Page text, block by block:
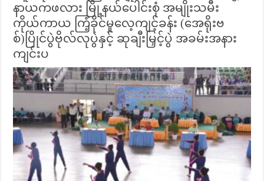
နာယကဖလား မြို့နယ်ပေါင်းစုံ အမျိုးသမီး
ကိုယ်ကာယ ကြံ့ခိုင်မှုလေ့ကျင့်ခန်း (အေရိုးဗ
စ်)ပြိုင်ပွဲဗိုလ်လုပွဲနှင့် ဆုချီးမြှင့်ပွဲ အခမ်းအနား
ကျင်းပ